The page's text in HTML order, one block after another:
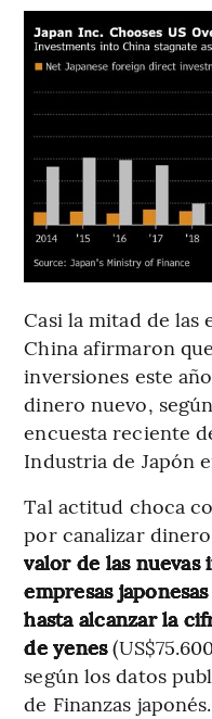
Casi la mitad de las
China afirmaron
inversiones este
dinero nuevo,
encuesta reciente
Industria de Japón
Tal actitud choca
por canalizar dinero
valor de las nuevas
empresas
hasta alcanzar la
de yenes
según los datos
de Finanzas japonés.